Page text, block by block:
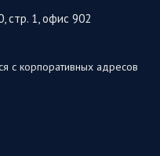
стр. 1, офис 902
с корпоративных адресов